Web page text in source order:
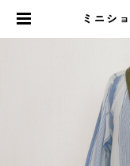
ミニシ
プルで